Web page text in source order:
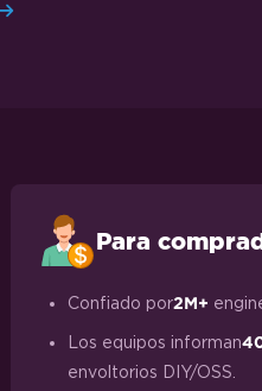
Para
Confiado por2M+
Los equipos informan
envoltorios DIY/OSS.